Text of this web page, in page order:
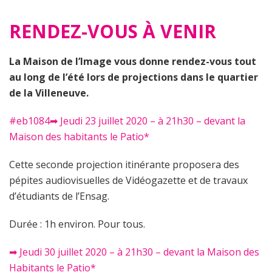
RENDEZ-VOUS À VENIR
La Maison de l’Image vous donne rendez-vous tout
au long de l’été lors de projections dans le quartier
de la Villeneuve.
#eb1084➡ Jeudi 23 juillet 2020 – à 21h30 – devant la
Maison des habitants le Patio*
Cette seconde projection itinérante proposera des
pépites audiovisuelles de Vidéogazette et de travaux
d’étudiants de l’Ensag.
Durée : 1h environ. Pour tous.
➡ Jeudi 30 juillet 2020 – à 21h30 – devant la Maison des
Habitants le Patio*